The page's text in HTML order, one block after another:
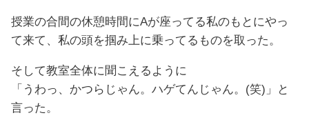
授業の合間の休憩時間にAが座ってる私のもとにやっ
て来て、私の頭を掴み上に乗ってるものを取った。
そして教室全体に聞こえるように
「うわっ、かつらじゃん。ハゲてんじゃん。(笑)」と
言った。